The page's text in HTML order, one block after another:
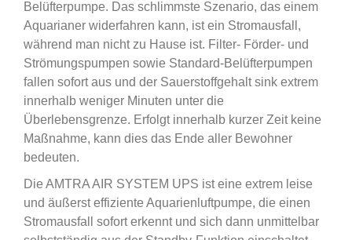
Belüfterpumpe. Das schlimmste Szenario, das einem
Aquarianer widerfahren kann, ist ein Stromausfall,
während man nicht zu Hause ist. Filter- Förder- und
Strömungspumpen sowie Standard-Belüfterpumpen
fallen sofort aus und der Sauerstoffgehalt sink extrem
innerhalb weniger Minuten unter die
Überlebensgrenze. Erfolgt innerhalb kurzer Zeit keine
Maßnahme, kann dies das Ende aller Bewohner
bedeuten.
Die AMTRA AIR SYSTEM UPS ist eine extrem leise
und äußerst effiziente Aquarienluftpumpe, die einen
Stromausfall sofort erkennt und sich dann unmittelbar